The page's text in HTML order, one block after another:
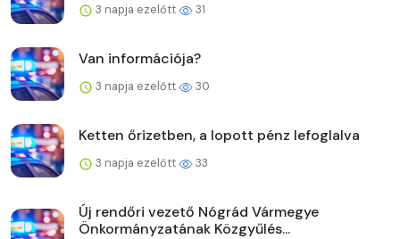
3 napja ezelőtt 31
Van információja?
3 napja ezelőtt 30
Ketten őrizetben, a lopott pénz lefoglalva
3 napja ezelőtt 33
Új rendőri vezető Nógrád Vármegye
Önkormányzatának Közgyűlés...